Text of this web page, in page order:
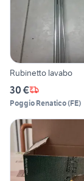
Rubinetto lavabo
30 €
Poggio Renatico(FE)